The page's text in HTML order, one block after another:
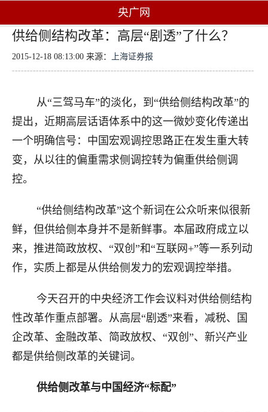
央广网
供给侧结构改革：高层“剧透”了什么？
2015-12-18 08:13:00 来源： 上海证券报
从“三驾马车”的淡化，到“供给侧结构改革”的
提出，近期高层话语体系中的这一微妙变化传递出
一个明确信号：中国宏观调控思路正在发生重大转
变，从以往的偏重需求侧调控转为偏重供给侧调
控。
“供给侧结构改革”这个新词在公众听来似很新
鲜，但供给侧本身并不是新鲜事。本届政府成立以
来，推进简政放权、“双创”和“互联网+”等一系列动
作，实质上都是从供给侧发力的宏观调控举措。
今天召开的中央经济工作会议料对供给侧结构
性改革作重点部署。从高层“剧透”来看，减税、国
企改革、金融改革、简政放权、“双创”、新兴产业
都是供给侧改革的关键词。
供给侧改革与中国经济“标配”